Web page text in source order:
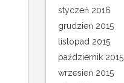
styczeń 2016
grudzień 2015
listopad 2015
październik 2015
wrzesień 2015